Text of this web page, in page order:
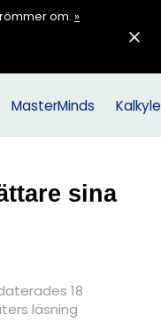
om. »
MasterMinds
sina
18
läsning